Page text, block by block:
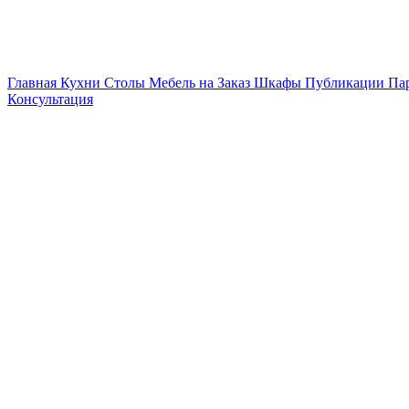
Главная Кухни Столы Мебель на Заказ Шкафы Публикации
Консультация